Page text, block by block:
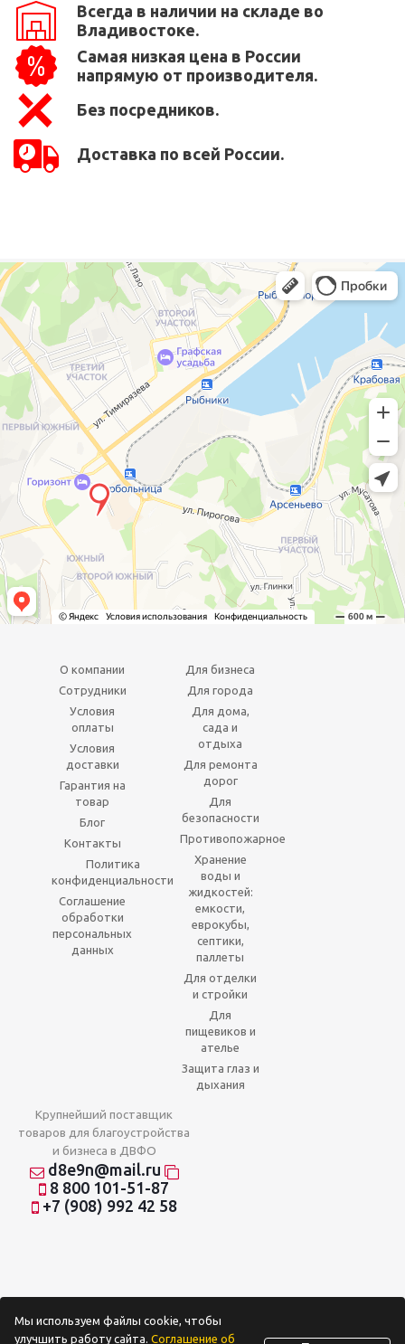
Всегда в наличии на складе во
Владивостоке.
Самая низкая цена в России
напрямую от производителя.
Без посредников.
Доставка по всей России.
О компании
Сотрудники
Условия
оплаты
Условия
доставки
Гарантия на
товар
Блог
Контакты
Политика
конфиденциальности
Соглашение
обработки
персональных
данных
Для бизнеса
Для города
Для дома,
сада и
отдыха
Для ремонта
дорог
Для
безопасности
Противопожарное
Хранение
воды и
жидкостей:
емкости,
еврокубы,
септики,
паллеты
Для отделки
и стройки
Для
пищевиков и
ателье
Защита глаз и
дыхания
Крупнейший поставщик
товаров для благоустройства
и бизнеса в ДВФО
d8e9n@mail.ru
8 800 101-51-87
+7 (908) 992 42 58
Мы используем файлы cookie, чтобы
улучшить работу сайта. Соглашение об